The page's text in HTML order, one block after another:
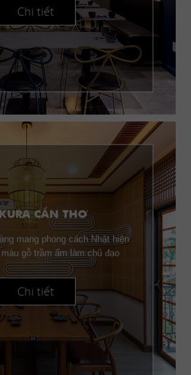
Chi tiết
CẦN THƠ
mang phong cách Nhật hiện
gỗ trầm ấm làm chủ đạo
Chi tiết